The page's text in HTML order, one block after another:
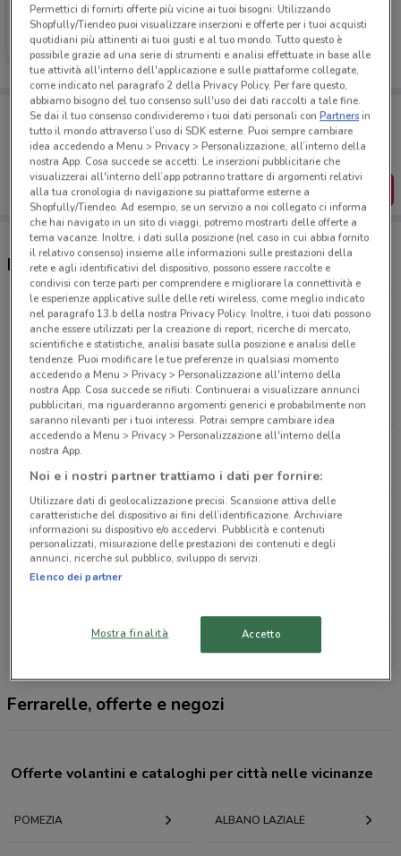
Ferrarelle
Scade il 16/08 308 m
Porta DoveConviene sempre con te!
Puoi trovare le migliori offerte dei negozi vicino a te,
salvarle e creare la tua lista del risparmio, comodamente
dal tuo cellulare.
SCARICA L’APP
Negozi Ferrarelle a Pomezia
Via Silvio Pellico N.32 Pomezia
307 m
CHIUSO
Via Santorre Di Santarosa, 29 pomezia
354 m
APERTO
Via Pontina Vecchia 40 Pomezia
684 m
APERTO
Via dei Castelli Romani, 2 Pomezia
987 m
APERTO
Via Dei Castelli Romani, 10/11 Pomezia
Tutti i negozi Ferrarelle
Ferrarelle, offerte e negozi
Offerte volantini e cataloghi per città nelle vicinanze
POMEZIA ALBANO LAZIALE
Permettici di fornirti offerte più vicine ai tuoi bisogni: Utilizzando
Shopfully/Tiendeo puoi visualizzare inserzioni e offerte per i tuoi acquisti
quotidiani più attinenti ai tuoi gusti e al tuo mondo. Tutto questo è
possibile grazie ad una serie di strumenti e analisi effettuate in base alle
tue attività all'interno dell'applicazione e sulle piattaforme collegate,
come indicato nel paragrafo 2 della Privacy Policy. Per fare questo,
abbiamo bisogno del tuo consenso sull'uso dei dati raccolti a tale fine.
Se dai il tuo consenso condivideremo i tuoi dati personali conPartnersin
tutto il mondo attraverso l’uso di SDK esterne. Puoi sempre cambiare
idea accedendo a Menu > Privacy > Personalizzazione, all’interno della
nostra App. Cosa succede se accetti: Le inserzioni pubblicitarie che
visualizzerai all'interno dell’app potranno trattare di argomenti relativi
alla tua cronologia di navigazione su piattaforme esterne a
Shopfully/Tiendeo. Ad esempio, se un servizio a noi collegato ci informa
che hai navigato in un sito di viaggi, potremo mostrarti delle offerte a
tema vacanze. Inoltre, i dati sulla posizione (nel caso in cui abbia fornito
il relativo consenso) insieme alle informazioni sulle prestazioni della
rete e agli identificativi del dispositivo, possono essere raccolte e
condivisi con terze parti per comprendere e migliorare la connettività e
le esperienze applicative sulle delle reti wireless, come meglio indicato
nel paragrafo 13.b della nostra Privacy Policy. Inoltre, i tuoi dati possono
anche essere utilizzati per la creazione di report, ricerche di mercato,
scientifiche e statistiche, analisi basate sulla posizione e analisi delle
tendenze. Puoi modificare le tue preferenze in qualsiasi momento
accedendo a Menu > Privacy > Personalizzazione all'interno della
nostra App. Cosa succede se rifiuti: Continuerai a visualizzare annunci
pubblicitari, ma riguarderanno argomenti generici e probabilmente non
saranno rilevanti per i tuoi interessi. Potrai sempre cambiare idea
accedendo a Menu > Privacy > Personalizzazione all'interno della
nostra App.
Noi e i nostri partner trattiamo i dati per fornire:
Utilizzare dati di geolocalizzazione precisi. Scansione attiva delle
caratteristiche del dispositivo ai fini dell’identificazione. Archiviare
informazioni su dispositivo e/o accedervi. Pubblicità e contenuti
personalizzati, misurazione delle prestazioni dei contenuti e degli
annunci, ricerche sul pubblico, sviluppo di servizi.
Elenco dei partner
Mostra finalità Accetto